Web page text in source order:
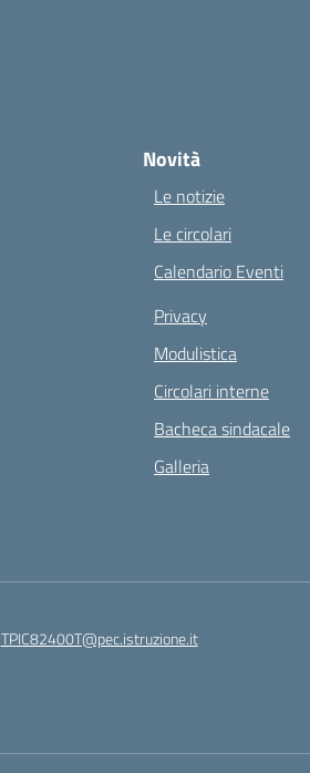
Novità
Le notizie
Le circolari
Calendario Eventi
Privacy
Modulistica
Circolari interne
Bacheca sindacale
Galleria
TPIC82400T@pec.istruzione.it